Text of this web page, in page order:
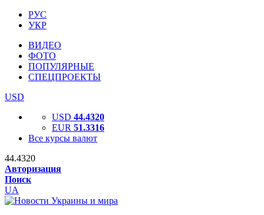
РУС
УКР
ВИДЕО
ФОТО
ПОПУЛЯРНЫЕ
СПЕЦПРОЕКТЫ
USD
USD 44.4320
EUR 51.3316
Все курсы валют
44.4320
Авторизация
Поиск
UA